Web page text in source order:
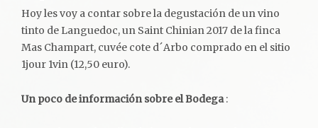
Hoy les voy a contar sobre la degustación de un vino
tinto de Languedoc, un Saint Chinian 2017 de la finca
Mas Champart, cuvée cote d´Arbo comprado en el sitio
1jour 1vin (12,50 euro).
Un poco de información sobre el Bodega: